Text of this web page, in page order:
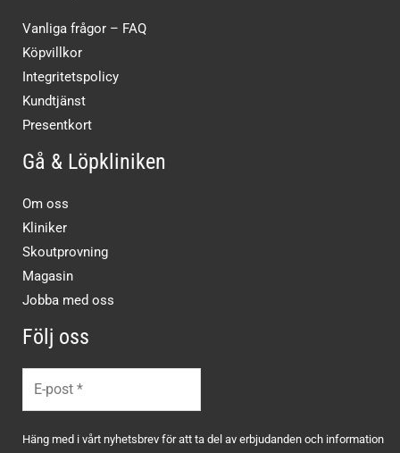
Vanliga frågor – FAQ
Köpvillkor
Integritetspolicy
Kundtjänst
Presentkort
Gå & Löpkliniken
Om oss
Kliniker
Skoutprovning
Magasin
Jobba med oss
Följ oss
Häng med i vårt nyhetsbrev för att ta del av erbjudanden och information